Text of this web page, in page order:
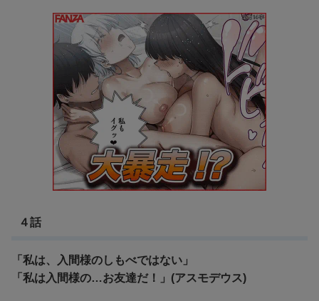
４話
「私は、入間様のしもべではない」
「私は入間様の…お友達だ！」(アスモデウス)